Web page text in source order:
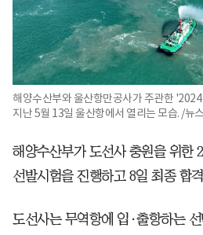
해양수산부와 울산항만공사가 주관한
지난 5월 13일 울산항에서 열리는 모습. /뉴
해양수산부가 도선사 충원을 위한
선발시험을 진행하고 8일 최종 합
도선사는 무역항에 입·출항하는